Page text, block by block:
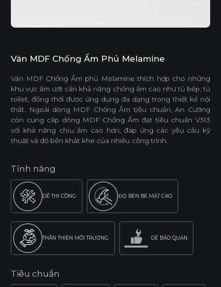
Ván MDF Chống Ẩm Phủ Melamine
Ván MDF Chống Ẩm phủ Melamine thích hợp cho những
khu vực ẩm ướt cần khả năng chống ẩm cao như tủ bếp, tủ
toilet, đồng thời được ứng dụng đa dạng trong thiết kế nội
thất. Ngoài dòng MDF Chống Ẩm tiêu chuẩn, An Cường
còn cung cấp dòng MDF Chống Ẩm đạt tiêu chuẩn V313
với khả năng chịu ẩm cao hơn, đáp ứng các yêu cầu kỹ
thuật và độ bền khắt khe của nhiều công trình.
Tính năng
DỄ THI CÔNG ĐỘ BỀN BỀ MẶT CAO
THÂN THIỆN MÔI TRƯỜNG DỄ BẢO QUẢN
Tiêu chuẩn